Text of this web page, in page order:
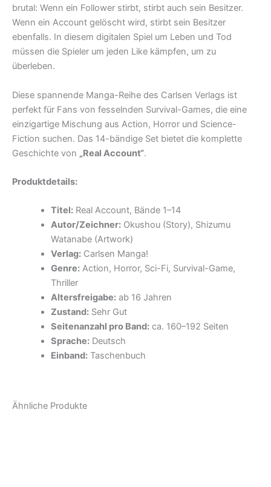
brutal: Wenn ein Follower stirbt, stirbt auch sein Besitzer.
Wenn ein Account gelöscht wird, stirbt sein Besitzer
ebenfalls. In diesem digitalen Spiel um Leben und Tod
müssen die Spieler um jeden Like kämpfen, um zu
überleben.
Diese spannende Manga-Reihe des Carlsen Verlags ist
perfekt für Fans von fesselnden Survival-Games, die eine
einzigartige Mischung aus Action, Horror und Science-
Fiction suchen. Das 14-bändige Set bietet die komplette
Geschichte von „Real Account“.
Produktdetails:
Titel:Real Account, Bände 1–14
Autor/Zeichner:Okushou (Story), Shizumu
Watanabe (Artwork)
Verlag:Carlsen Manga!
Genre:Action, Horror, Sci-Fi, Survival-Game,
Thriller
Altersfreigabe:ab 16 Jahren
Zustand:Sehr Gut
Seitenanzahl pro Band:ca. 160–192 Seiten
Sprache:Deutsch
Einband:Taschenbuch
Ähnliche Produkte